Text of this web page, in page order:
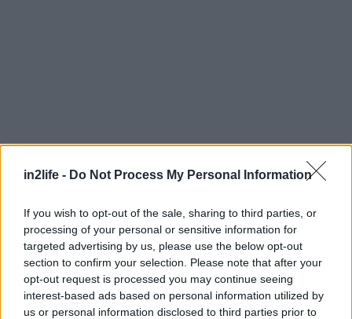
in2life - Do Not Process My Personal Information
If you wish to opt-out of the sale, sharing to third parties, or
processing of your personal or sensitive information for
targeted advertising by us, please use the below opt-out
section to confirm your selection. Please note that after your
opt-out request is processed you may continue seeing
interest-based ads based on personal information utilized by
us or personal information disclosed to third parties prior to
για...